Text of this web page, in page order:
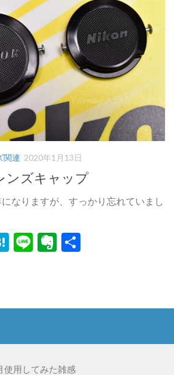
関連 2020年1月13日
ンズキャップ
なりますが、すっかり忘れていまし
Hatena
LineEvernote
使用してみた雑感